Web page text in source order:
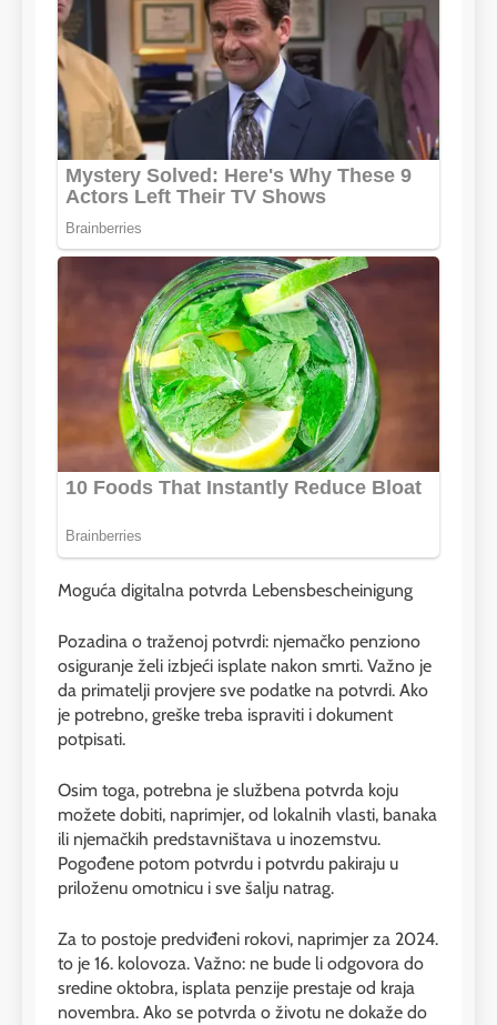
Moguća digitalna potvrda Lebensbescheinigung
Pozadina o traženoj potvrdi: njemačko penziono
osiguranje želi izbjeći isplate nakon smrti. Važno je
da primatelji provjere sve podatke na potvrdi. Ako
je potrebno, greške treba ispraviti i dokument
potpisati.
Osim toga, potrebna je službena potvrda koju
možete dobiti, naprimjer, od lokalnih vlasti, banaka
ili njemačkih predstavništava u inozemstvu.
Pogođene potom potvrdu i potvrdu pakiraju u
priloženu omotnicu i sve šalju natrag.
Za to postoje predviđeni rokovi, naprimjer za 2024.
to je 16. kolovoza. Važno: ne bude li odgovora do
sredine oktobra, isplata penzije prestaje od kraja
novembra. Ako se potvrda o životu ne dokaže do